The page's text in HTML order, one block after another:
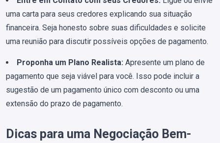
uma carta para seus credores explicando sua situação
financeira. Seja honesto sobre suas dificuldades e solicite
uma reunião para discutir possíveis opções de pagamento.
Proponha um Plano Realista: Apresente um plano de
pagamento que seja viável para você. Isso pode incluir a
sugestão de um pagamento único com desconto ou uma
extensão do prazo de pagamento.
Dicas para uma Negociação Bem-